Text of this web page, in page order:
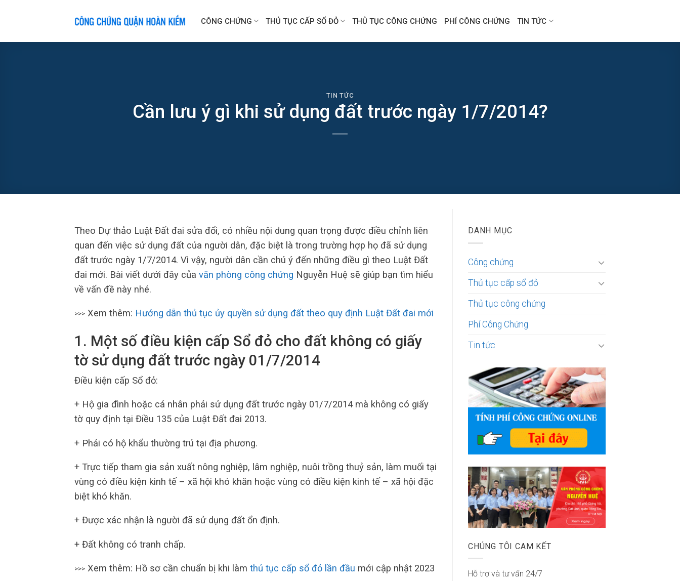
CÔNG CHỨNG THỦ TỤC CẤP SỔ ĐỎ THỦ TỤC CÔNG CHỨNG PHÍ CÔNG CHỨNG TIN TỨC
TIN TỨC
Cần lưu ý gì khi sử dụng đất trước ngày 1/7/2014?
Theo Dự thảo Luật Đất đai sửa đổi, có nhiều nội dung quan trọng được điều chỉnh liên
quan đến việc sử dụng đất của người dân, đặc biệt là trong trường hợp họ đã sử dụng
đất trước ngày 1/7/2014. Vì vậy, người dân cần chú ý đến những điều gì theo Luật Đất
đai mới. Bài viết dưới đây của văn phòng công chứng Nguyễn Huệ sẽ giúp bạn tìm hiểu
về vấn đề này nhé.
>>> Xem thêm: Hướng dẫn thủ tục ủy quyền sử dụng đất theo quy định Luật Đất đai mới
1. Một số điều kiện cấp Sổ đỏ cho đất không có giấy
tờ sử dụng đất trước ngày 01/7/2014
Điều kiện cấp Sổ đỏ:
+ Hộ gia đình hoặc cá nhân phải sử dụng đất trước ngày 01/7/2014 mà không có giấy
tờ quy định tại Điều 135 của Luật Đất đai 2013.
+ Phải có hộ khẩu thường trú tại địa phương.
+ Trực tiếp tham gia sản xuất nông nghiệp, lâm nghiệp, nuôi trồng thuỷ sản, làm muối tại
vùng có điều kiện kinh tế – xã hội khó khăn hoặc vùng có điều kiện kinh tế – xã hội đặc
biệt khó khăn.
+ Được xác nhận là người đã sử dụng đất ổn định.
+ Đất không có tranh chấp.
>>> Xem thêm: Hồ sơ cần chuẩn bị khi làm thủ tục cấp sổ đỏ lần đầu mới cập nhật 2023
DANH MỤC
Công chứng
Thủ tục cấp sổ đỏ
Thủ tục công chứng
Phí Công Chứng
Tin tức
CHÚNG TÔI CAM KẾT
Hỗ trợ và tư vấn 24/7